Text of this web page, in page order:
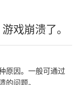
戏崩溃了。
原因。一般可通过
的问题。